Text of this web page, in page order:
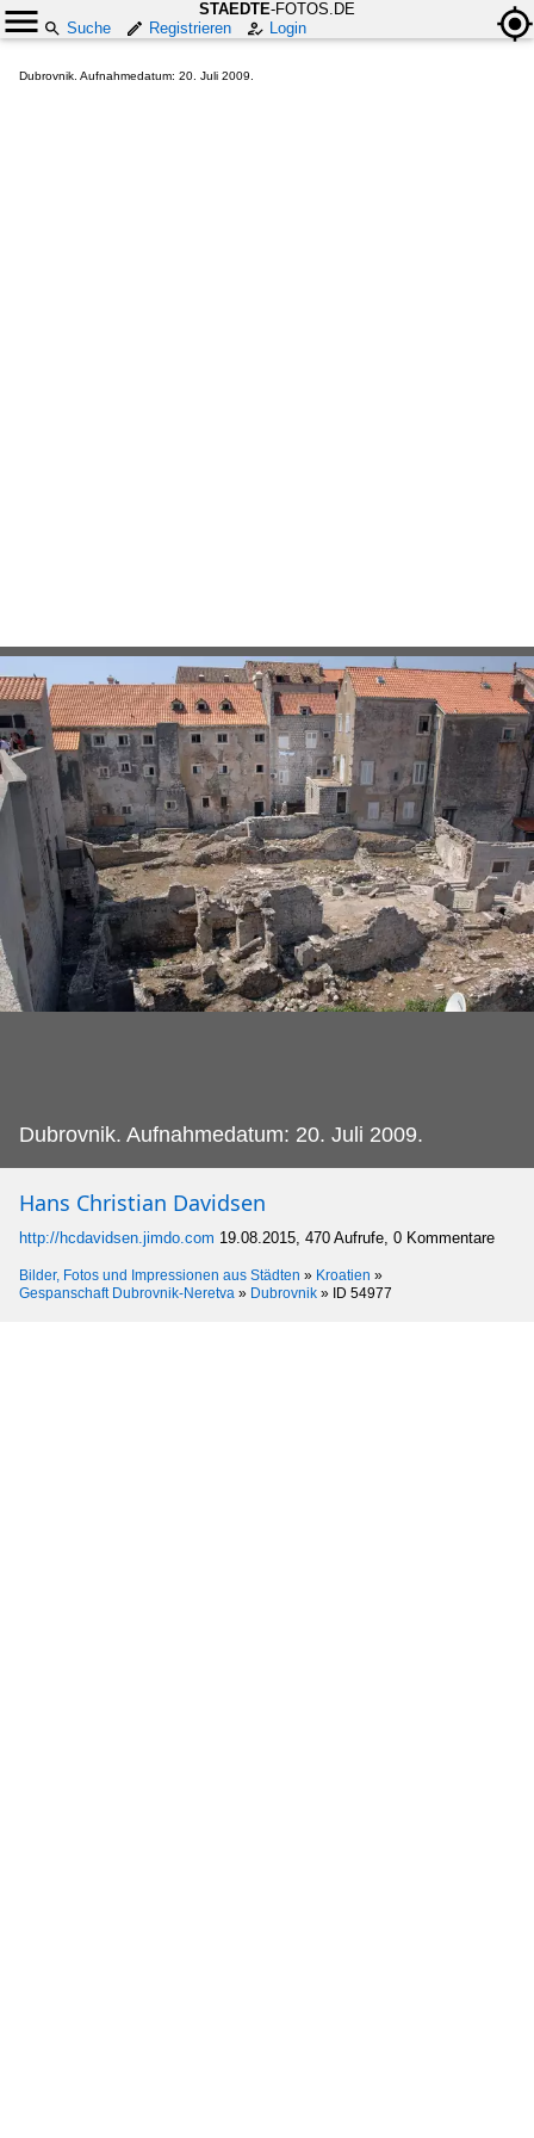
STAEDTE-FOTOS.DE
Suche
Registrieren Login
Dubrovnik. Aufnahmedatum: 20. Juli 2009.
Dubrovnik. Aufnahmedatum: 20. Juli 2009.
Hans Christian Davidsen
http://hcdavidsen.jimdo.com 19.08.2015, 470 Aufrufe, 0 Kommentare
Bilder, Fotos und Impressionen aus Städten » Kroatien »
Gespanschaft Dubrovnik-Neretva » Dubrovnik » ID 54977